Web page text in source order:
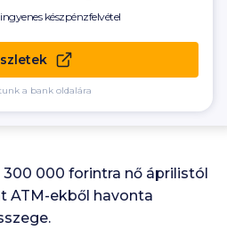
készpénzfelvétel
a bank oldalára
000 forintra nő áprilistól
ATM-ekből havonta